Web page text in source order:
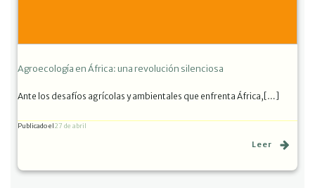
Agroecología en África: una revolución silenciosa
Ante los desafíos agrícolas y ambientales que enfrenta África,[…]
Publicado el27 de abril
Leer